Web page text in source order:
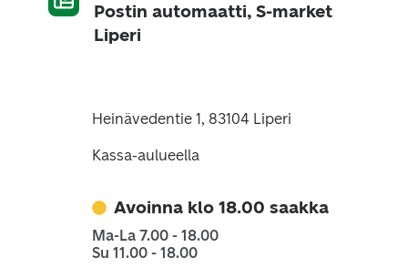
Postin automaatti, S-market
Liperi
Heinävedentie 1, 83104 Liperi
Kassa-aulueella
Avoinna klo 18.00 saakka
Ma-La 7.00 - 18.00
Su 11.00 - 18.00